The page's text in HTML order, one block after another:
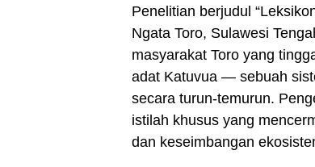
Penelitian berjudul
Ngata Toro, Sulawesi
masyarakat Toro yang
adat Katuvua — sebuah
secara turun-temurun.
istilah khusus yang
dan keseimbangan